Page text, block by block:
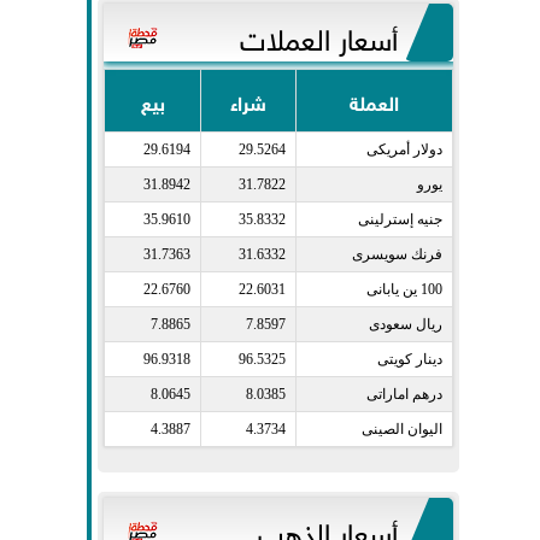
أسعار العملات
العملة شراء بيع
دولار أمريكى​ 29.5264
29.6194
يورو​ 31.7822
31.8942
جنيه إسترلينى​ 35.8332
35.9610
فرنك سويسرى​ 31.6332
31.7363
100 ين يابانى​ 22.6031
22.6760
ريال سعودى​ 7.8597
7.8865
دينار كويتى​ 96.5325
96.9318
درهم اماراتى​ 8.0385
8.0645
اليوان الصينى​ 4.3734
4.3887
أسعار الذهب